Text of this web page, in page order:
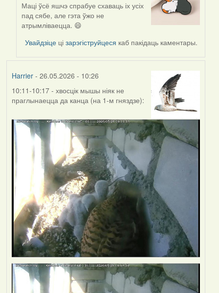
In
reply
to
by
Harrier
Маці ўсё яшчэ спрабуе схаваць іх усіх
пад сябе, але гэта ўжо не
атрымліваецца. 😄
Увайдзіце цізарэгіструйцеся каб пакідаць каментары.
Harrier- 26.05.2026 - 10:26
10:11-10:17 - хвосцік мышы ніяк не
праглынаецца да канца (на 1-м гняздзе):